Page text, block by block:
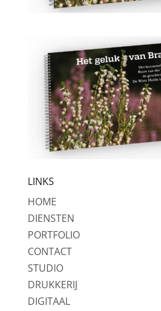
LINKS
HOME
DIENSTEN
PORTFOLIO
CONTACT
STUDIO
DRUKKERIJ
DIGITAAL